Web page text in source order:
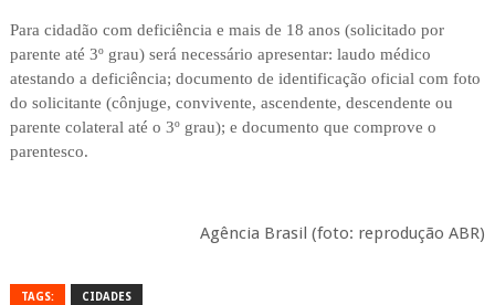
Para cidadão com deficiência e mais de 18 anos (solicitado por
parente até 3º grau) será necessário apresentar: laudo médico
atestando a deficiência; documento de identificação oficial com foto
do solicitante (cônjuge, convivente, ascendente, descendente ou
parente colateral até o 3º grau); e documento que comprove o
parentesco.
Agência Brasil (foto: reprodução ABR)
TAGS: CIDADES